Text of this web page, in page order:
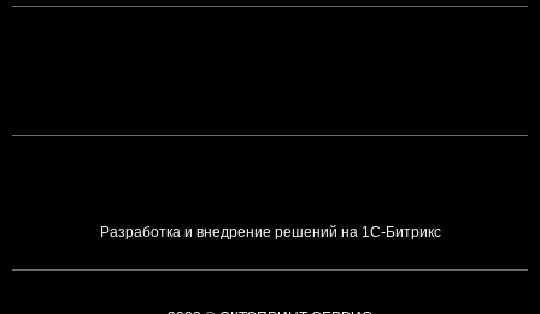
Разработка и внедрение решений на 1С-Битрикс